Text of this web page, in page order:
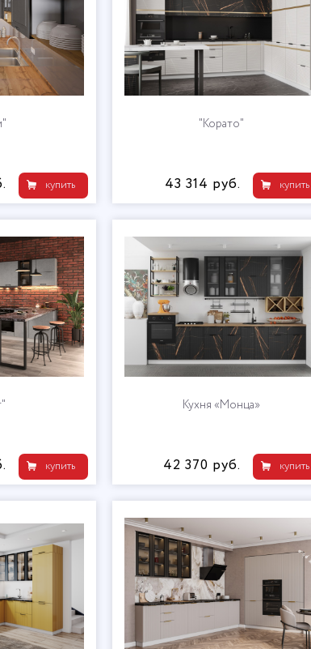
купить
"Корато"
купить
43 314 руб.
купить
Кухня «Монца»
купить
42 370 руб.